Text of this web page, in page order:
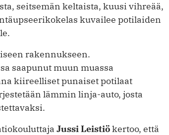
seitsemän keltaista, kuusi vih­reää,
kuvailee potilaiden
rakennukseen.
saapunut muun muassa
kiireelliset punaiset potilaat
lämmin linja-auto, josta
Jussi Leistiökertoo, että